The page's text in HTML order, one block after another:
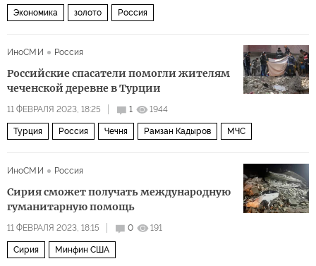
Экономика золото Россия
ИноСМИ Россия
Российские спасатели помогли жителям
чеченской деревне в Турции
11 ФЕВРАЛЯ 2023, 18:25 1 1944
Турция Россия Чечня Рамзан Кадыров МЧС
ИноСМИ Россия
Сирия сможет получать международную
гуманитарную помощь
11 ФЕВРАЛЯ 2023, 18:15 0 191
Сирия Минфин США